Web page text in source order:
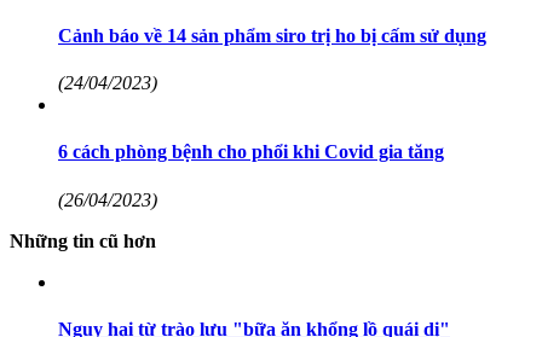
Cảnh báo về 14 sản phẩm siro trị ho bị cấm sử dụng
(24/04/2023)
6 cách phòng bệnh cho phổi khi Covid gia tăng
(26/04/2023)
Những tin cũ hơn
Nguy hại từ trào lưu "bữa ăn khổng lồ quái dị"